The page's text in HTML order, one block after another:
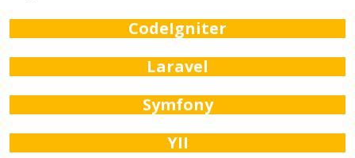
CodeIgniter
Laravel
Symfony
YII